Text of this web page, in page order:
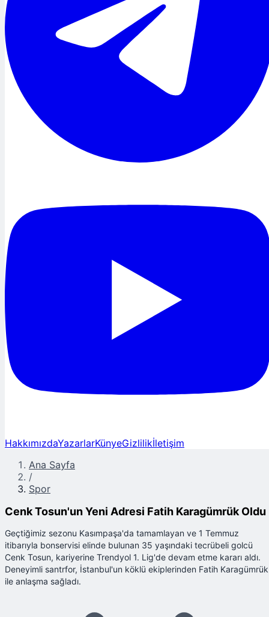
HakkımızdaYazarlarKünyeGizlilikİletişim
Ana Sayfa
/
Spor
Cenk Tosun'un Yeni Adresi Fatih Karagümrük Oldu
Geçtiğimiz sezonu Kasımpaşa'da tamamlayan ve 1 Temmuz
itibarıyla bonservisi elinde bulunan 35 yaşındaki tecrübeli golcü
Cenk Tosun, kariyerine Trendyol 1. Lig'de devam etme kararı aldı.
Deneyimli santrfor, İstanbul'un köklü ekiplerinden Fatih Karagümrük
ile anlaşma sağladı.